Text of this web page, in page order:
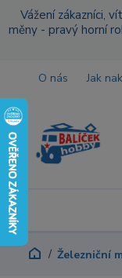
Vážení zákazníci,
měny - pravý horní
O nás Jak
Železniční